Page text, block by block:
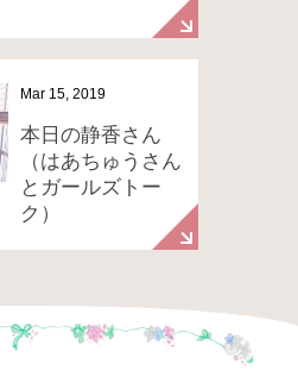
Mar 15, 2019
本日の静香さん
（はあちゅうさん
とガールズトー
ク）